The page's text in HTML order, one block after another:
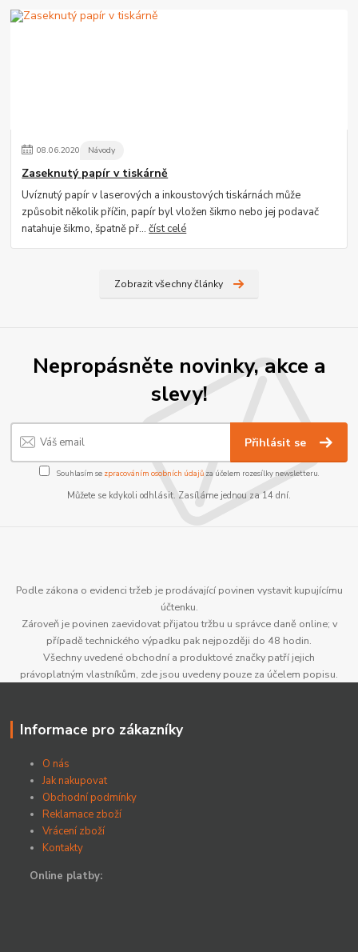
08.06.2020 Návody
Zaseknutý papír v tiskárně
Uvíznutý papír v laserových a inkoustových tiskárnách může
způsobit několik příčin, papír byl vložen šikmo nebo jej podavač
natahuje šikmo, špatně př...číst celé
Zobrazit všechny články
Nepropásněte novinky, akce a
slevy!
Přihlásit se
Souhlasím se zpracováním osobních údajůza účelem rozesílky newsletteru.
Můžete se kdykoli odhlásit. Zasíláme jednou za 14 dní.
Podle zákona o evidenci tržeb je prodávající povinen vystavit kupujícímu
účtenku.
Zároveň je povinen zaevidovat přijatou tržbu u správce daně online; v
případě technického výpadku pak nejpozději do 48 hodin.
Všechny uvedené obchodní a produktové značky patří jejich
právoplatným vlastníkům, zde jsou uvedeny pouze za účelem popisu.
Informace pro zákazníky
O nás
Jak nakupovat
Obchodní podmínky
Reklamace zboží
Vrácení zboží
Kontakty
Online platby: